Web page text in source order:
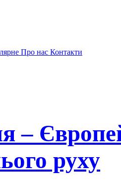
Про нас Контакти
–
руху